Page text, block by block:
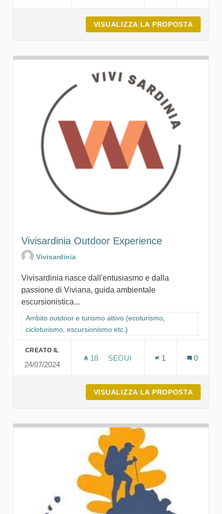
VISUALIZZA LA PROPOSTA
Vivisardinia Outdoor Experience
Vivisardinia
Vivisardinia nasce dall'entusiasmo e dalla
passione di Viviana, guida ambientale
escursionistica...
Filtra i risultati per categoria: Ambito outdoor e turismo attivo
Ambito outdoor e turismo attivo (ecoturismo,
cicloturismo, escursionismo etc.)
CREATO IL
24/07/2024
18 18 SOSTENITORI
SEGUI
1 0
VISUALIZZA LA PROPOSTA